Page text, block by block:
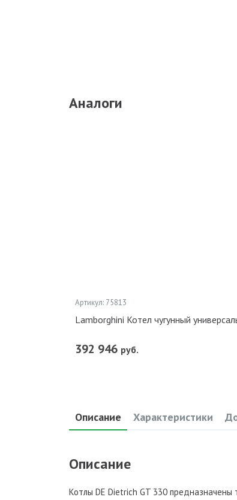
Аналоги
Артикул: 75813
Lamborghini Котел чугунный
392 946 руб.
Описание Характеристики
Описание
Котлы DE Dietrich GT 330 предназначены